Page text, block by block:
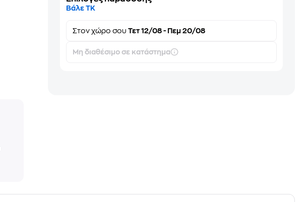
Βάλε ΤΚ
Στονχώρο σου Τετ 12/08 - Πεμ 20/08
Μη διαθέσιμο σε κατάστημα